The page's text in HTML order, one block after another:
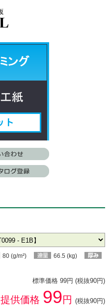
80 (g/m²)
66.5 (kg)
標準価格 99円 (税抜90円)
提供価格 99円 (税抜90円)